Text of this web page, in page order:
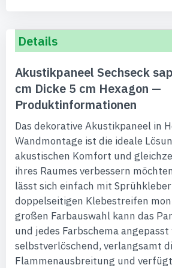
Details
Akustikpaneel Sechseck
cm Dicke 5 cm Hexagon —
Produktinformationen
Das dekorative Akustikpaneel in
Wandmontage ist die ideale
akustischen Komfort und
ihres Raumes verbessern
lässt sich einfach mit
doppelseitigen Klebestreifen
großen Farbauswahl kann das
und jedes Farbschema
selbstverlöschend, verlangsamt
Flammenausbreitung und